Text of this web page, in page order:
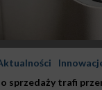
sprzedaży trafi